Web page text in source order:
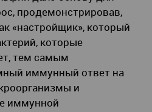
продемонстрировав,
«настройщик», который
которые
тем самым
иммунный ответ на
и
иммунной